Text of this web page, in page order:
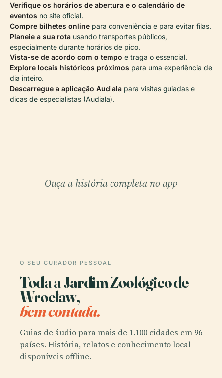
Verifique os horários de abertura e o calendário de
eventos no site oficial.
Compre bilhetes online para conveniência e para evitar filas.
Planeie a sua rota usando transportes públicos,
especialmente durante horários de pico.
Vista-se de acordo com o tempo e traga o essencial.
Explore locais históricos próximos para uma experiência de
dia inteiro.
Descarregue a aplicação Audiala para visitas guiadas e
dicas de especialistas (Audiala).
Ouça a história completa no app
O SEU CURADOR PESSOAL
Toda a Jardim Zoológico de
Wrocław,
bem contada.
Guias de áudio para mais de 1.100 cidades em 96
países. História, relatos e conhecimento local —
disponíveis offline.